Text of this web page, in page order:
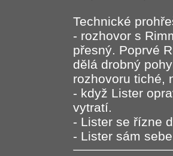
Technické
- rozhovor s
přesný. Poprvé
dělá drobný
rozhovoru tiché,
- když Lister
vytratí.
- Lister se řízne
- Lister sám